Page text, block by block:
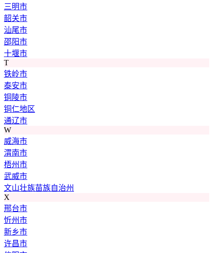
三明市
韶关市
汕尾市
邵阳市
十堰市
T
铁岭市
泰安市
铜陵市
铜仁地区
通辽市
W
威海市
渭南市
梧州市
武威市
文山壮族苗族自治州
X
邢台市
忻州市
新乡市
许昌市